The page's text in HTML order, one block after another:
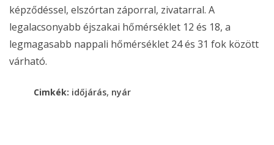
képződéssel, elszórtan záporral, zivatarral. A
legalacsonyabb éjszakai hőmérséklet 12 és 18, a
legmagasabb nappali hőmérséklet 24 és 31 fok között
várható.
Cimkék: időjárás, nyár